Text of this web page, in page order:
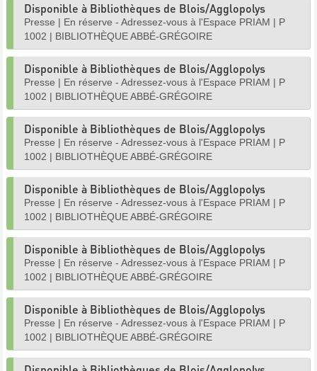
Disponible à Bibliothèques de Blois/Agglopolys
Presse | En réserve - Adressez-vous à l'Espace PRIAM | P
1002 | BIBLIOTHÈQUE ABBÉ-GRÉGOIRE
Disponible à Bibliothèques de Blois/Agglopolys
Presse | En réserve - Adressez-vous à l'Espace PRIAM | P
1002 | BIBLIOTHÈQUE ABBÉ-GRÉGOIRE
Disponible à Bibliothèques de Blois/Agglopolys
Presse | En réserve - Adressez-vous à l'Espace PRIAM | P
1002 | BIBLIOTHÈQUE ABBÉ-GRÉGOIRE
Disponible à Bibliothèques de Blois/Agglopolys
Presse | En réserve - Adressez-vous à l'Espace PRIAM | P
1002 | BIBLIOTHÈQUE ABBÉ-GRÉGOIRE
Disponible à Bibliothèques de Blois/Agglopolys
Presse | En réserve - Adressez-vous à l'Espace PRIAM | P
1002 | BIBLIOTHÈQUE ABBÉ-GRÉGOIRE
Disponible à Bibliothèques de Blois/Agglopolys
Presse | En réserve - Adressez-vous à l'Espace PRIAM | P
1002 | BIBLIOTHÈQUE ABBÉ-GRÉGOIRE